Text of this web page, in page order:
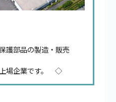
護部品の製造・販売
場企業です。 ◇